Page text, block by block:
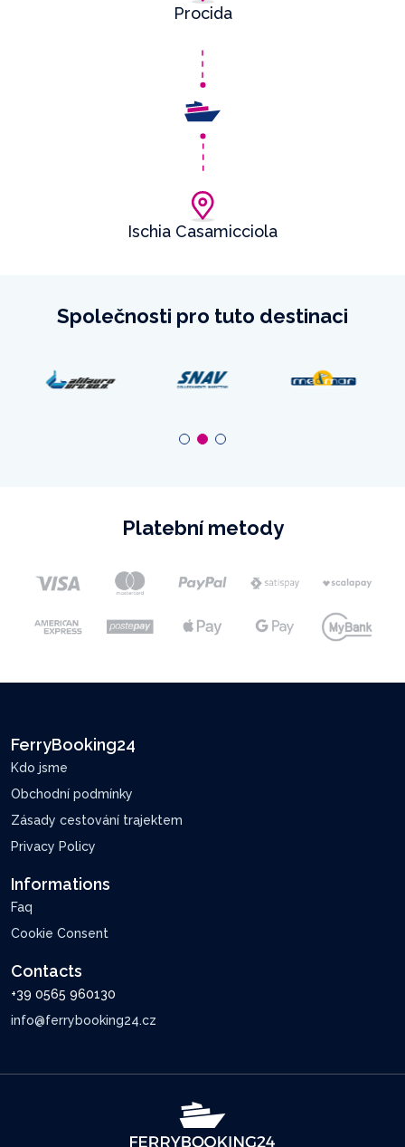
Procida
Ischia Casamicciola
Společnosti pro tuto destinaci
Platební metody
FerryBooking24
Kdo jsme
Obchodní podmínky
Zásady cestování trajektem
Privacy Policy
Informations
Faq
Cookie Consent
Contacts
+39 0565 960130
info@ferrybooking24.cz